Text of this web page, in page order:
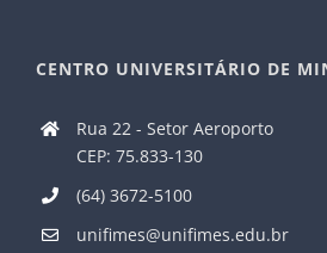
CENTRO UNIVERSITÁRIO DE
Rua 22 - Setor Aeroporto
CEP: 75.833-130
(64) 3672-5100
unifimes@unifimes.edu.br